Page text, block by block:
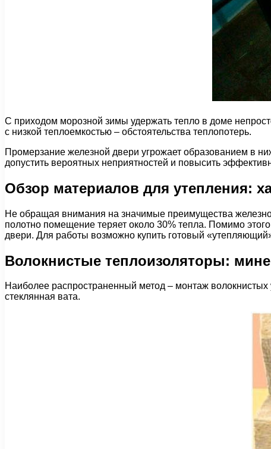
С приходом морозной зимы удержать тепло в доме
с низкой теплоемкостью – обстоятельства теплопотерь.
Промерзание железной двери угрожает образованием в
допустить вероятных неприятностей и повысить
Обзор материалов для утепления:
Не обращая внимания на значимые преимущества
полотно помещение теряет около 30% тепла. Помимо
двери. Для работы возможно купить готовый
Волокнистые теплоизоляторы:
Наиболее распространенный метод – монтаж волокнистых
стеклянная вата.